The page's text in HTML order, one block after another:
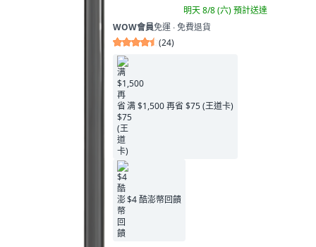
明天 8/8 (六)預計送達
WOW會員免運 ∙ 免費退貨
(24)
满 $1,500 再省 $75 (王道卡)
$4 酷澎幣回饋